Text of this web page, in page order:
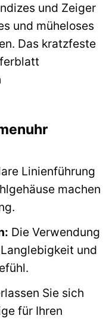
und Zeiger
und müheloses
Das kratzfeste
Linienführung
machen
Die Verwendung
und
Sie sich
für Ihren